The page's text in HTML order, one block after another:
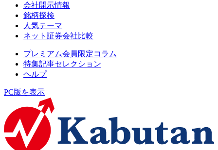
会社開示情報
銘柄探検
人気テーマ
ネット証券会社比較
プレミアム会員限定コラム
特集記事セレクション
ヘルプ
PC版を表示